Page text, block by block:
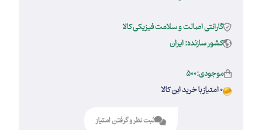
گارانتی اصالت و سلامت فیزیکی کالا
کشور سازنده: ایران
موجودی:500
0 امتیاز با خرید این کالا
ثبت نظر و گرفتن امتیاز